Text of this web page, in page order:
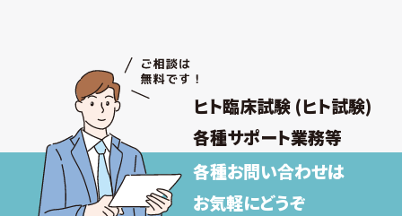
ヒト臨床試験 (ヒト試験)
各種サポート業務等
各種お問い合わせは
お気軽にどうぞ